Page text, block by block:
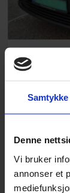
Samtykke
Denne
Vi bruker
annonser et
OPEL